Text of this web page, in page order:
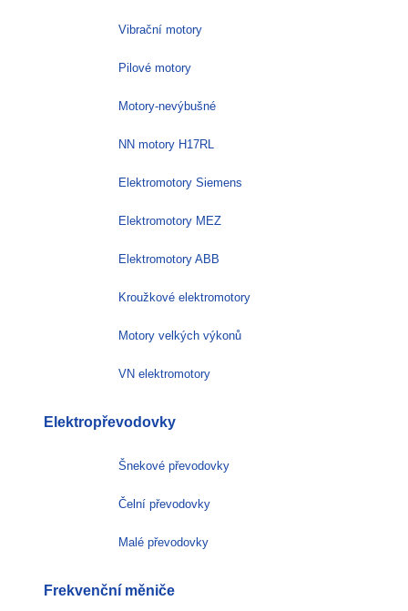
Vibrační motory
Pilové motory
Motory-nevýbušné
NN motory H17RL
Elektromotory Siemens
Elektromotory MEZ
Elektromotory ABB
Kroužkové elektromotory
Motory velkých výkonů
VN elektromotory
Elektropřevodovky
Šnekové převodovky
Čelní převodovky
Malé převodovky
Frekvenční měniče